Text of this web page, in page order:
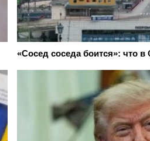
«Сосед соседа боится»: что